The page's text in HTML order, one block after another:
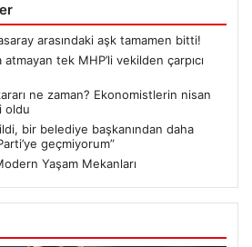
arasındaki aşk tamamen bitti!
atmayan tek MHP’li vekilden çarpıcı
ne zaman? Ekonomistlerin nisan
oldu
bir belediye başkanından daha
geçmiyorum”
Yaşam Mekanları